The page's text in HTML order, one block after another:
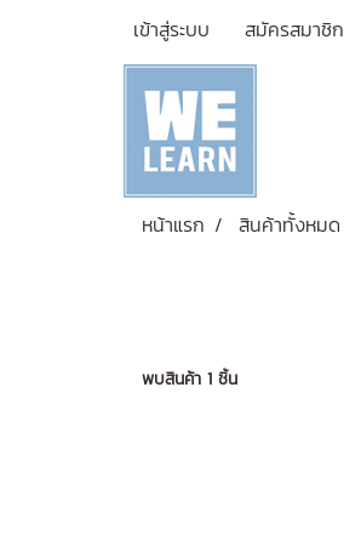
เข้าสู่ระบบ สมัครสมาชิก
หน้าแรก สินค้าทั้งหมด
พบสินค้า 1 ชิ้น